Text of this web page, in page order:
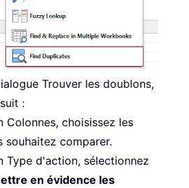
Trouver les doublons,
:
choisissez les
souhaitez comparer.
d'action, sélectionnez
en évidence les